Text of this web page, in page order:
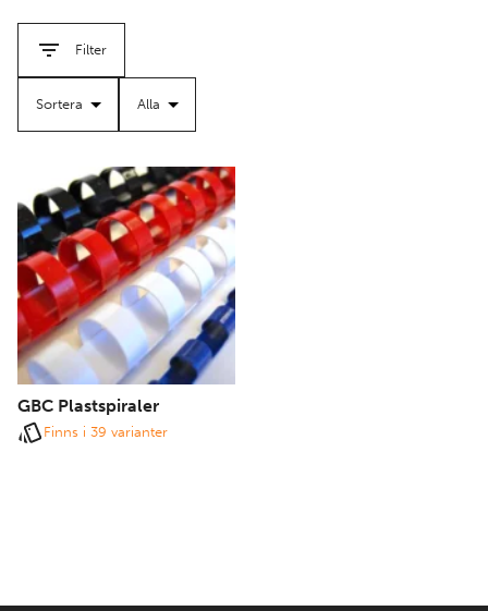
Filter
GBC Plastspiraler
Finns i 39 varianter